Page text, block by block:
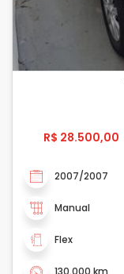
R$ 28.500,00
2007/2007
Manual
Flex
130.000 km